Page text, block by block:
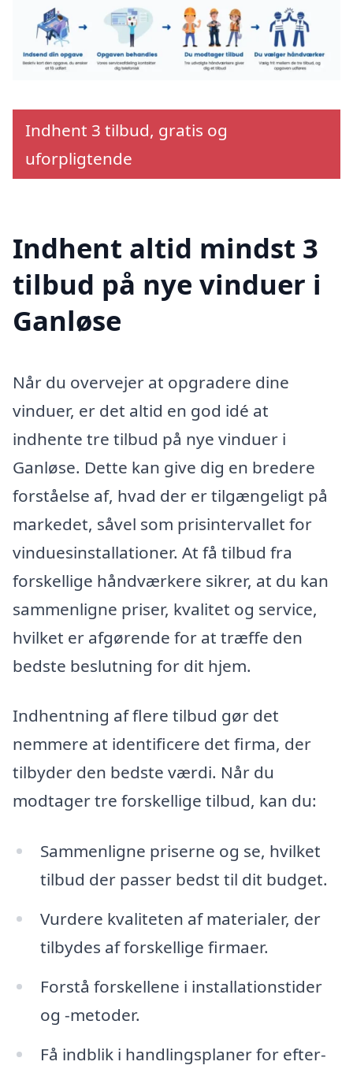
Indhent 3 tilbud, gratis og
uforpligtende
Indhent altid mindst 3
tilbud på nye vinduer i
Ganløse
Når du overvejer at opgradere dine
vinduer, er det altid en god idé at
indhente tre tilbud på nye vinduer i
Ganløse. Dette kan give dig en bredere
forståelse af, hvad der er tilgængeligt på
markedet, såvel som prisintervallet for
vinduesinstallationer. At få tilbud fra
forskellige håndværkere sikrer, at du kan
sammenligne priser, kvalitet og service,
hvilket er afgørende for at træffe den
bedste beslutning for dit hjem.
Indhentning af flere tilbud gør det
nemmere at identificere det firma, der
tilbyder den bedste værdi. Når du
modtager tre forskellige tilbud, kan du:
Sammenligne priserne og se, hvilket
tilbud der passer bedst til dit budget.
Vurdere kvaliteten af materialer, der
tilbydes af forskellige firmaer.
Forstå forskellene i installationstider
og -metoder.
Få indblik i handlingsplaner for efter-